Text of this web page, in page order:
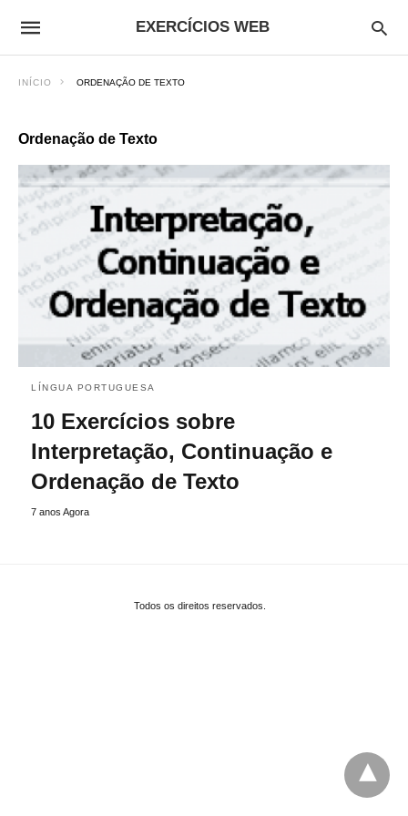
EXERCÍCIOS WEB
INÍCIO ORDENAÇÃO DE TEXTO
Ordenação de Texto
LÍNGUA PORTUGUESA
10 Exercícios sobre
Interpretação, Continuação e
Ordenação de Texto
7 anos Agora
Todos os direitos reservados.